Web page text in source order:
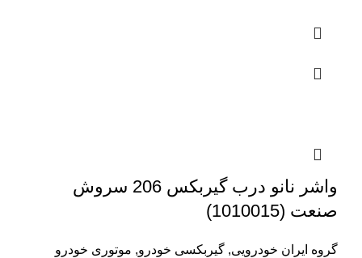
واشر نانو درب گیربکس 206 سروش
صنعت (1010015)
گروه ایران خودرویی, گیربکسی خودرو, موتوری خودرو